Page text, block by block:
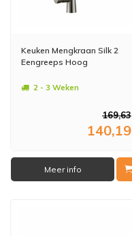
Keuken Mengkraan Silk 2
Eengreeps Hoog
2 - 3 Weken
169,63
140,19
Meer info